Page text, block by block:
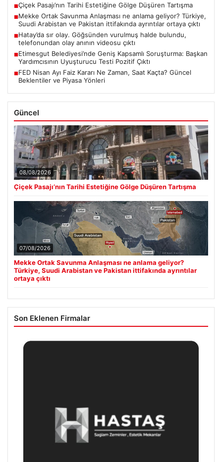
■Çiçek Pasajı’nın Tarihi Estetiğine Gölge Düşüren Tartışma
■Mekke Ortak Savunma Anlaşması ne anlama geliyor? Türkiye,
Suudi Arabistan ve Pakistan ittifakında ayrıntılar ortaya çıktı
■Hatay’da sır olay. Göğsünden vurulmuş halde bulundu,
telefonundan olay anının videosu çıktı
■Etimesgut Belediyesi’nde Geniş Kapsamlı Soruşturma: Başkan
Yardımcısının Uyuşturucu Testi Pozitif Çıktı
■FED Nisan Ayı Faiz Kararı Ne Zaman, Saat Kaçta? Güncel
Beklentiler ve Piyasa Yönleri
Güncel
08/08/2026
Çiçek Pasajı’nın Tarihi Estetiğine Gölge Düşüren Tartışma
07/08/2026
Mekke Ortak Savunma Anlaşması ne anlama geliyor?
Türkiye, Suudi Arabistan ve Pakistan ittifakında ayrıntılar
ortaya çıktı
Son Eklenen Firmalar